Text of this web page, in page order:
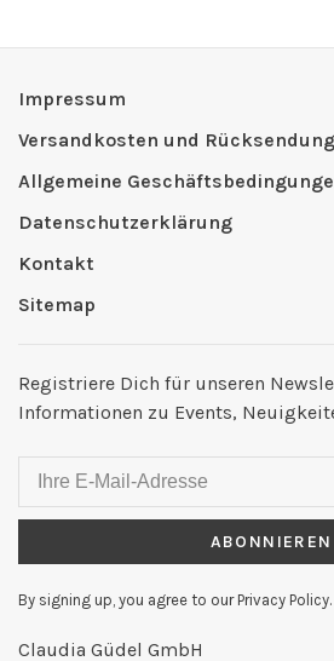
Impressum
Versandkosten und
Allgemeine
Datenschutzerklärung
Kontakt
Sitemap
Registriere Dich für unseren
Informationen zu Events,
ABONNIEREN
By signing up, you agree to our Privacy Policy.
Claudia Güdel GmbH